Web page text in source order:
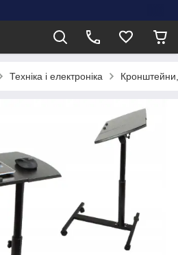
Техніка і електроніка Кронштейни,